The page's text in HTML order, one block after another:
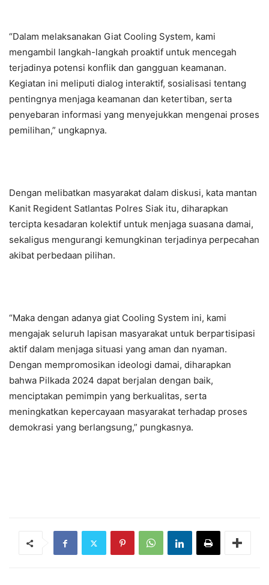
“Dalam melaksanakan Giat Cooling System, kami
mengambil langkah-langkah proaktif untuk mencegah
terjadinya potensi konflik dan gangguan keamanan.
Kegiatan ini meliputi dialog interaktif, sosialisasi tentang
pentingnya menjaga keamanan dan ketertiban, serta
penyebaran informasi yang menyejukkan mengenai proses
pemilihan,” ungkapnya.
Dengan melibatkan masyarakat dalam diskusi, kata mantan
Kanit Regident Satlantas Polres Siak itu, diharapkan
tercipta kesadaran kolektif untuk menjaga suasana damai,
sekaligus mengurangi kemungkinan terjadinya perpecahan
akibat perbedaan pilihan.
“Maka dengan adanya giat Cooling System ini, kami
mengajak seluruh lapisan masyarakat untuk berpartisipasi
aktif dalam menjaga situasi yang aman dan nyaman.
Dengan mempromosikan ideologi damai, diharapkan
bahwa Pilkada 2024 dapat berjalan dengan baik,
menciptakan pemimpin yang berkualitas, serta
meningkatkan kepercayaan masyarakat terhadap proses
demokrasi yang berlangsung,” pungkasnya.